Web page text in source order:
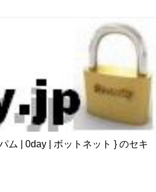
ム | 0day | ボットネット } のセキ